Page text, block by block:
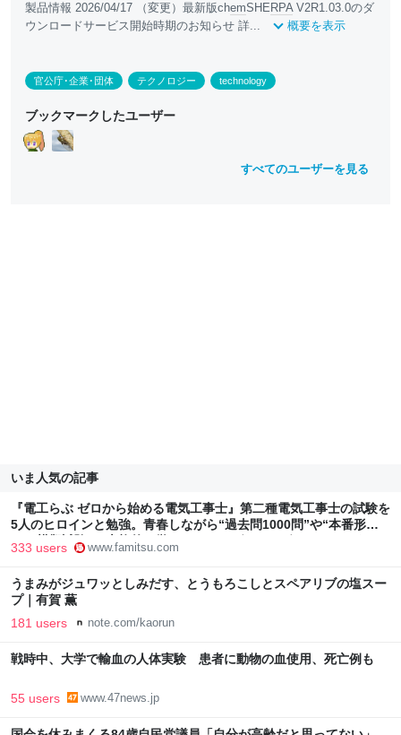
製品情報 2026/04/17 （変更）最新版chemSHE RPAV2R1.03.0のダ
ウンロードサービス開始時期のお知らせ 詳...
概要を表示
官公庁･企業･団体 テクノロジー technology
ブックマークしたユーザー
すべてのユーザーを見る
いま人気の記事
『電工らぶ ゼロから始める電気工事士』第二種電気工事士の試験を
5人のヒロインと勉強。青春しながら“過去問1000問”や“本番形式
CBT模擬試験”で本格的に学べるノベルゲーム | ゲーム・エンタメ
最新情報のファミ通.com
333 users www.famitsu.com
うまみがジュワッとしみだす、とうもろこしとスペアリブの塩スー
プ｜有賀 薫
181 users note.com/kaorun
戦時中、大学で輸血の人体実験 患者に動物の血使用、死亡例も
55 users www.47news.jp